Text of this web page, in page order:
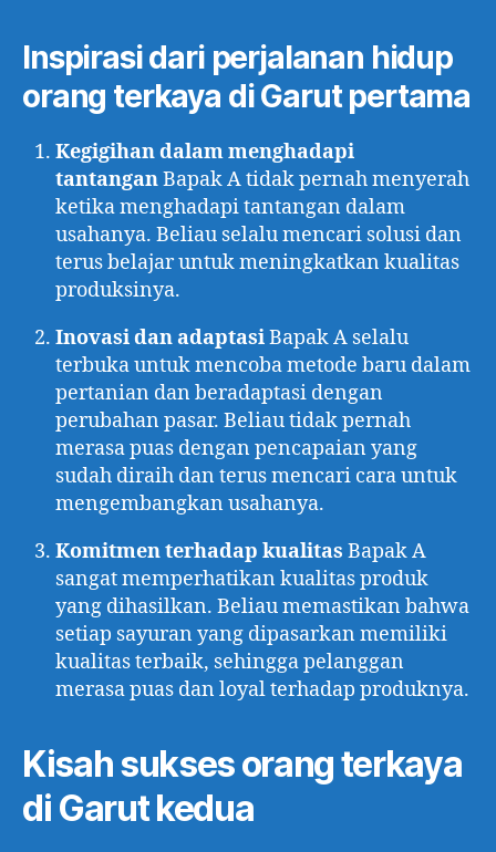
Inspirasi dari perjalanan hidup
orang terkaya di Garut pertama
Kegigihan dalam menghadapi
tantanganBapak A tidak pernah menyerah
ketika menghadapi tantangan dalam
usahanya. Beliau selalu mencari solusi dan
terus belajar untuk meningkatkan kualitas
produksinya.
Inovasi dan adaptasiBapak A selalu
terbuka untuk mencoba metode baru dalam
pertanian dan beradaptasi dengan
perubahan pasar. Beliau tidak pernah
merasa puas dengan pencapaian yang
sudah diraih dan terus mencari cara untuk
mengembangkan usahanya.
Komitmen terhadap kualitas Bapak A
sangat memperhatikan kualitas produk
yang dihasilkan. Beliau memastikan bahwa
setiap sayuran yang dipasarkan memiliki
kualitas terbaik, sehingga pelanggan
merasa puas dan loyal terhadap produknya.
Kisah sukses orang terkaya
di Garut kedua